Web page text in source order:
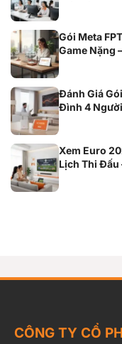
Gói Meta
Game Nặng
Đánh Giá
Đình 4
Xem Euro
Lịch Thi Đấu
CÔNG TY CỔ